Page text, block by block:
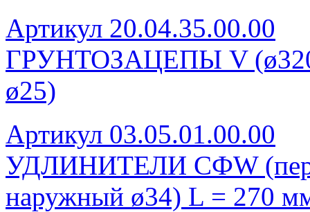
Артикул 20.04.35.00.00
ГРУНТОЗАЦЕПЫ V (ø320,
ø25)
Артикул 03.05.01.00.00
УДЛИНИТЕЛИ СФW
наружный ø34) L = 270